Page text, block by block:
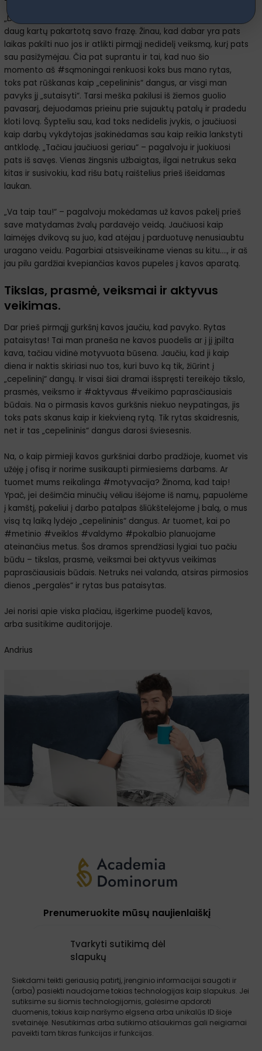
Tvarkyti sutikimą dėl
slapukų
Siekdami teikti geriausią patirtį, įrenginio informacijai saugoti ir
(arba) pasiekti naudojame tokias technologijas kaip slapukus. Jei
sutiksime su šiomis technologijomis, galėsime apdoroti
duomenis, tokius kaip naršymo elgsena arba unikalūs ID šioje
svetainėje. Nesutikimas arba sutikimo atšaukimas gali neigiamai
paveikti tam tikras funkcijas ir funkcijas.
„Deja, motyvacija neatsiranda ant sofos!“ – prisimenu tiek
daug kartų pakartotą savo frazę. Žinau, kad dabar yra pats
laikas pakilti nuo jos ir atlikti pirmąjį nedidelį veiksmą, kurį pats
sau pasižymėjau. Čia pat suprantu ir tai, kad nuo šio
momento aš #sąmoningai renkuosi koks bus mano rytas,
toks pat rūškanas kaip „cepelininis“ dangus, ar visgi man
pavyks jį „sutaisyti“. Tarsi meška pakilusi iš žiemos guolio
pavasarį, dejuodamas prieinu prie sujauktų patalų ir pradedu
kloti lovą. Šypteliu sau, kad toks nedidelis įvykis, o jaučiuosi
kaip darbų vykdytojas įsakinėdamas sau kaip reikia lankstyti
antklodę. „Tačiau jaučiuosi geriau“ – pagalvoju ir juokiuosi
pats iš savęs. Vienas žingsnis užbaigtas, ilgai netrukus seka
kitas ir susivokiu, kad rišu batų raištelius prieš išeidamas
laukan.
„Va taip tau!“ – pagalvoju mokėdamas už kavos pakelį prieš
save matydamas žvalų pardavėjo veidą. Jaučiuosi kaip
laimėjęs dvikovą su juo, kad atėjau į parduotuvę nenusiaubtu
uragano veidu. Pagarbiai atsisveikiname vienas su kitu…., ir aš
jau pilu gardžiai kvepiančias kavos pupeles į kavos aparatą.
Tikslas, prasmė, veiksmai ir aktyvus
veikimas.
Dar prieš pirmąjį gurkšnį kavos jaučiu, kad pavyko. Rytas
pataisytas! Tai man praneša ne kavos puodelis ar į jį įpilta
kava, tačiau vidinė motyvuota būsena. Jaučiu, kad ji kaip
diena ir naktis skiriasi nuo tos, kuri buvo ką tik, žiūrint į
„cepelininį“ dangų. Ir visai šiai dramai išspręsti tereikėjo tikslo,
prasmės, veiksmo ir #aktyvaus #veikimo paprasčiausiais
būdais. Na o pirmasis kavos gurkšnis niekuo neypatingas, jis
toks pats skanus kaip ir kiekvieną rytą. Tik rytas skaidresnis,
net ir tas „cepelininis“ dangus darosi šviesesnis.
Na, o kaip pirmieji kavos gurkšniai darbo pradžioje, kuomet vis
užėję į ofisą ir norime susikaupti pirmiesiems darbams. Ar
tuomet mums reikalinga #motyvacija? Žinoma, kad taip!
Ypač, jei dešimčia minučių vėliau išėjome iš namų, papuolėme
į kamštį, pakeliui į darbo patalpas šliūkštelėjome į balą, o mus
visą tą laiką lydėjo „cepelininis“ dangus. Ar tuomet, kai po
#metinio #veiklos #valdymo #pokalbio planuojame
ateinančius metus. Šos dramos sprendžiasi lygiai tuo pačiu
būdu – tikslas, prasmė, veiksmai bei aktyvus veikimas
paprasčiausiais būdais. Netruks nei valanda, atsiras pirmosios
dienos „pergalės“ ir rytas bus pataisytas.
Jei norisi apie viska plačiau, išgerkime puodelį kavos,
arba susitikime auditorijoje.
Andrius
Prenumeruokite mūsų naujienlaiškį
Apie mus Paslaugos
Atsiliepimai
Įžvalgos
Kontaktai Sąlygos ir taisyklės